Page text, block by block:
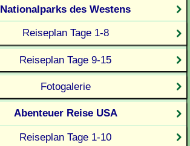
Nationalparks des Westens
Reiseplan Tage 1-8
Reiseplan Tage 9-15
Fotogalerie
Abenteuer Reise USA
Reiseplan Tage 1-10